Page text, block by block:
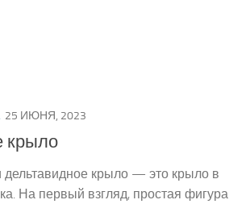
25 ИЮНЯ, 2023
крыло
дельтавидное крыло — это крыло в
На первый взгляд, простая фигура